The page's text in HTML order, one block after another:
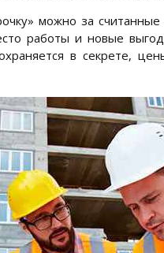
можно за
работы и новые
в секрете,